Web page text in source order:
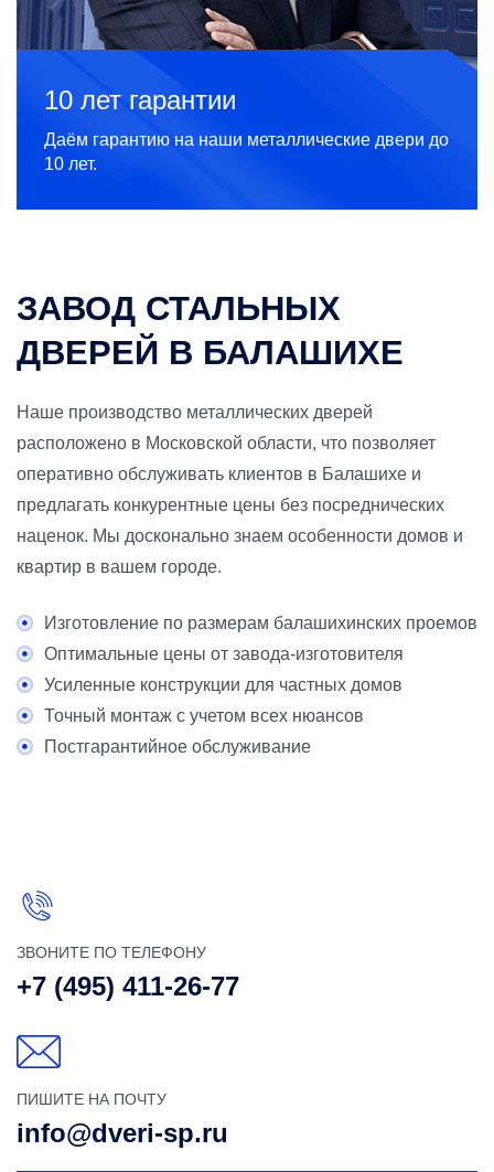
10 лет гарантии
Даём гарантию на наши металлические двери до
10 лет.
ЗАВОД СТАЛЬНЫХ
ДВЕРЕЙ В БАЛАШИХЕ
Наше производство металлических дверей
расположено в Московской области, что позволяет
оперативно обслуживать клиентов в Балашихе и
предлагать конкурентные цены без посреднических
наценок. Мы досконально знаем особенности домов и
квартир в вашем городе.
Изготовление по размерам балашихинских проемов
Оптимальные цены от завода-изготовителя
Усиленные конструкции для частных домов
Точный монтаж с учетом всех нюансов
Постгарантийное обслуживание
ЗВОНИТЕ ПО ТЕЛЕФОНУ
+7 (495) 411-26-77
ПИШИТЕ НА ПОЧТУ
info@dveri-sp.ru